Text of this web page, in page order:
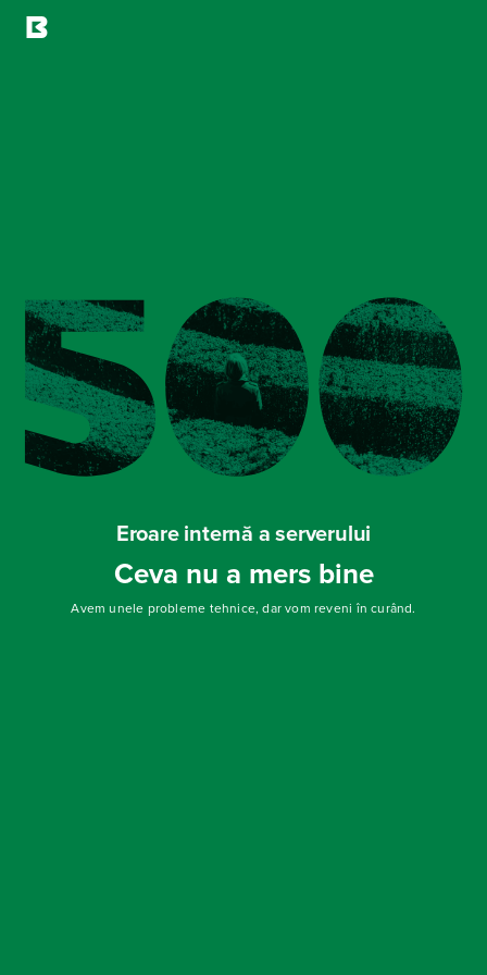
Eroare internă a serverului
Ceva nu a mers bine
Avem unele probleme tehnice, dar vom reveni în curând.